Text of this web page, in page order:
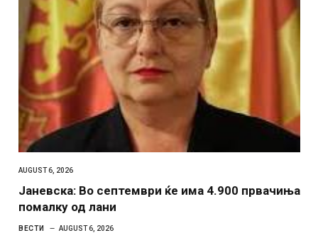
AUGUST 6, 2026
Јаневска: Во септември ќе има 4.900 првачиња
помалку од лани
ВЕСТИ AUGUST 6, 2026